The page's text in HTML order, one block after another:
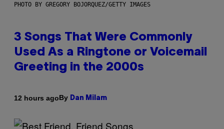
PHOTO BY GREGORY BOJORQUEZ/GETTY IMAGES
3 Songs That Were Commonly
Used As a Ringtone or Voicemail
Greeting in the 2000s
12 hours agoBy Dan Milam